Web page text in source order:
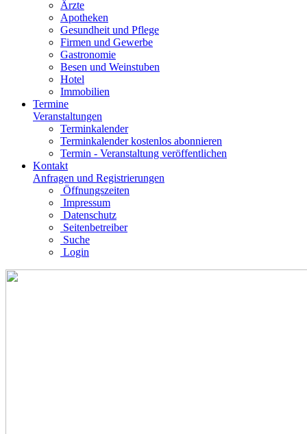
Ärzte
Apotheken
Gesundheit und Pflege
Firmen und Gewerbe
Gastronomie
Besen und Weinstuben
Hotel
Immobilien
Termine
Veranstaltungen
Terminkalender
Terminkalender kostenlos abonnieren
Termin - Veranstaltung veröffentlichen
Kontakt
Anfragen und Registrierungen
Öffnungszeiten
Impressum
Datenschutz
Seitenbetreiber
Suche
Login